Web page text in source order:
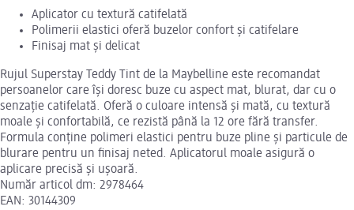
Aplicator cu textură catifelată
Polimerii elastici oferă buzelor confort și catifelare
Finisaj mat și delicat
Rujul Superstay Teddy Tint de la Maybelline este recomandat
persoanelor care își doresc buze cu aspect mat, blurat, dar cu o
senzație catifelată. Oferă o culoare intensă și mată, cu textură
moale și confortabilă, ce rezistă până la 12 ore fără transfer.
Formula conține polimeri elastici pentru buze pline și particule de
blurare pentru un finisaj neted. Aplicatorul moale asigură o
aplicare precisă și ușoară.
Număr articol dm: 2978464
EAN: 30144309